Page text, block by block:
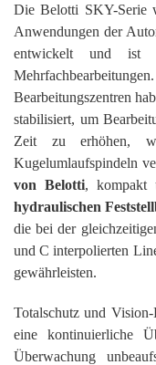
Die Belotti SKY-Serie
Anwendungen der
entwickelt und ist
Bearbeitungszentren
stabilisiert, um
Zeit zu erhöhen,
Kugelumlaufspindeln
von Belotti,
hydraulischen
die bei der
und C interpolierten
gewährleisten.
Totalschutz und
eine kontinuierliche
Überwachung